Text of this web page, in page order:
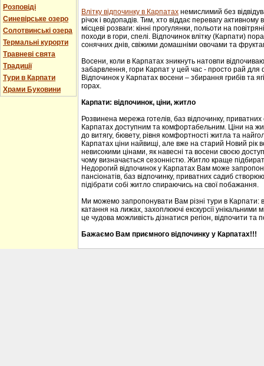
Розповіді
Синевірське озеро
Солотвинські озера
Термальні курорти
Травневі свята
Традиції
Тури в Карпати
Храми Буковини
Влітку відпочинку в Карпатах немислимий без
річок і водопадів. Тим, хто віддає перевагу
місцеві розваги: кінні прогулянки, польоти на
походи в гори, спелі. Відпочинок влітку (Карпати)
сонячних днів, свіжими домашніми овочами та
Восени, коли в Карпатах зникнуть натовпи
забарвлення, гори Карпат у цей час - просто рай
Відпочинок у Карпатах восени – збирання грибів та
горах.
Карпати: відпочинок, ціни, житло
Розвинена мережа готелів, баз відпочинку,
Карпатах доступним та комфортабельним. Ціни на
до витягу, бювету, рівня комфортності житла та
Карпатах ціни найвищі, але вже на старий Новий рік
невисокими цінами, як навесні та восени своєю
чому визначається сезонністю. Житло краще
Недорогий відпочинок у Карпатах Вам може
пансіонатів, баз відпочинку, приватних садиб
підібрати собі житло спираючись на свої побажання.
Ми можемо запропонувати Вам різні тури в Карпати:
катання на лижах, захоплюючі екскурсії
це чудова можливість дізнатися регіон, відпочити та
Бажаємо Вам приємного відпочинку у Карпатах!!!